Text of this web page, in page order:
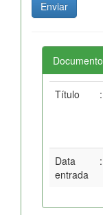
Documento
Título :
Data
entrada
: